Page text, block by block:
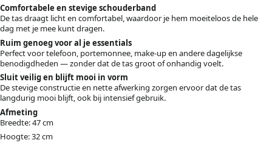
Comfortabele en stevige schouderband
De tas draagt licht en comfortabel, waardoor je hem moeiteloos de hele
dag met je mee kunt dragen.
Ruim genoeg voor al je essentials
Perfect voor telefoon, portemonnee, make-up en andere dagelijkse
benodigdheden — zonder dat de tas groot of onhandig voelt.
Sluit veilig en blijft mooi in vorm
De stevige constructie en nette afwerking zorgen ervoor dat de tas
langdurig mooi blijft, ook bij intensief gebruik.
Afmeting
Breedte: 47 cm
Hoogte: 32 cm